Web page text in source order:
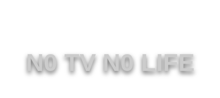
N0 TV N0 LIFE